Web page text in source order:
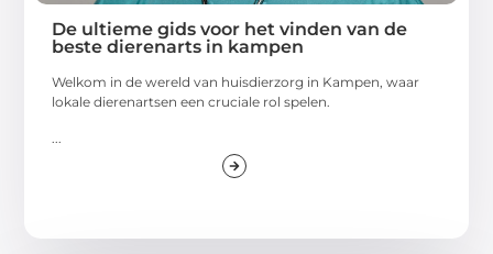
De ultieme gids voor het vinden van de
beste dierenarts in kampen
Welkom in de wereld van huisdierzorg in Kampen, waar
lokale dierenartsen een cruciale rol spelen.